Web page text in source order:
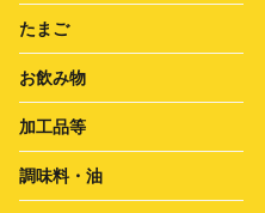
たまご
お飲み物
加工品等
調味料・油